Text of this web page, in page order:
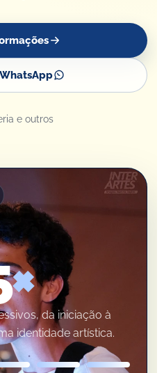
e outros
×
da iniciação à
identidade artística.